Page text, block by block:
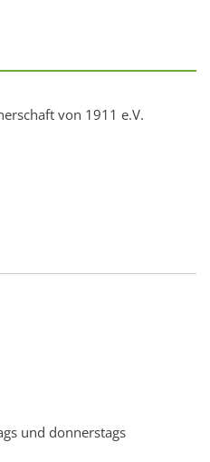
von 1911 e.V.
und donnerstags